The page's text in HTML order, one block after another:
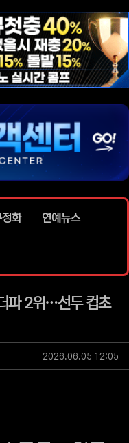
지 등록
지 등록
지 등록
지 등록
화 연예뉴스
파 2위…선두 컵초
작성일
2026.06.05 12:05